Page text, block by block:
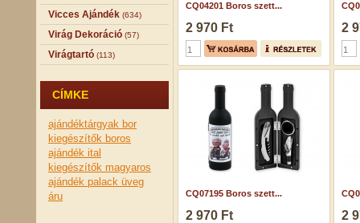
Vicces Ajándék (634)
Virág Dekoráció (57)
Virágtartó (113)
CÍMKE
ajándéktárgyak bor
kiegészítők boros
ajándék ital
kiegészítők magyaros
ajándék palack üveg
áru
CQ04201 Boros szett...
2 970 Ft 2
CQ07195 Boros szett...
2 970 Ft 2